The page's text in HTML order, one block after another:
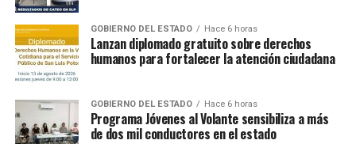
GOBIERNO DEL ESTADO Hace 6 horas
Lanzan diplomado gratuito sobre derechos
humanos para fortalecer la atención ciudadana
GOBIERNO DEL ESTADO Hace 6 horas
Programa Jóvenes al Volante sensibiliza a más
de dos mil conductores en el estado